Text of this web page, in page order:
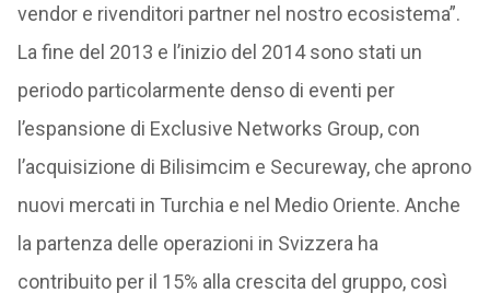
vendor e rivenditori partner nel nostro ecosistema”.
La fine del 2013 e l’inizio del 2014 sono stati un
periodo particolarmente denso di eventi per
l’espansione di Exclusive Networks Group, con
l’acquisizione di Bilisimcim e Secureway, che aprono
nuovi mercati in Turchia e nel Medio Oriente. Anche
la partenza delle operazioni in Svizzera ha
contribuito per il 15% alla crescita del gruppo, così